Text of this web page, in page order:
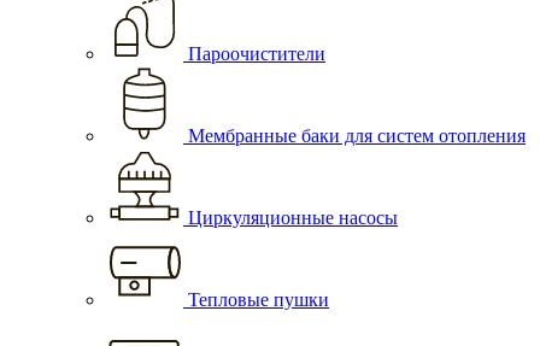
Пароочистители
Мембранные баки для систем отопления
Циркуляционные насосы
Тепловые пушки